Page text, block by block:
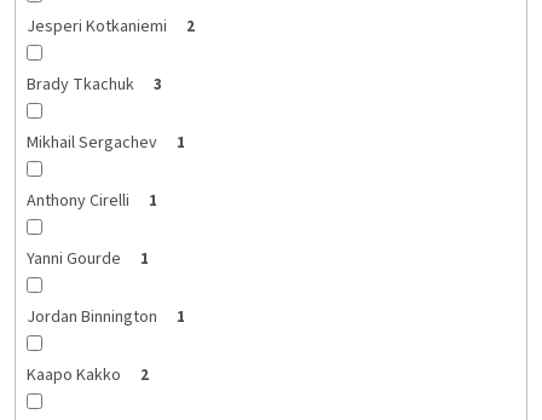
Jesperi Kotkaniemi 2
Brady Tkachuk 3
Mikhail Sergachev 1
Anthony Cirelli 1
Yanni Gourde 1
Jordan Binnington 1
Kaapo Kakko 2